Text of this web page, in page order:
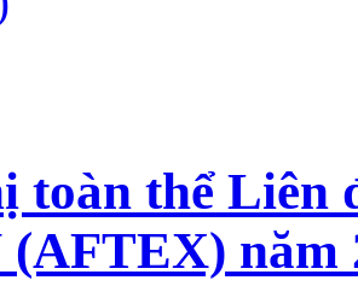
toàn thể Liên
năm